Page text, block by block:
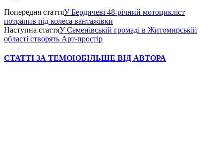
Попередня статтяУ Бердичеві 48-річний мотоцикліст
потрапив під колеса вантажівки
Наступна статтяУ Семенівській громаді в Житомирській
області створять Арт-простір
СТАТТІ ЗА ТЕМОЮБІЛЬШЕ ВІД АВТОРА